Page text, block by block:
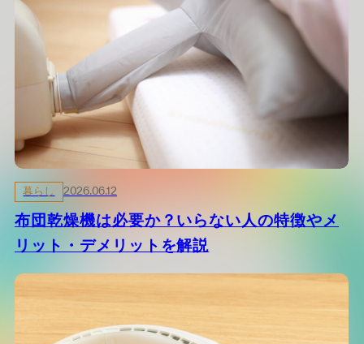
暮らし 2026.06.12
布団乾燥機は必要か？いらない人の特徴やメ
リット・デメリットを解説